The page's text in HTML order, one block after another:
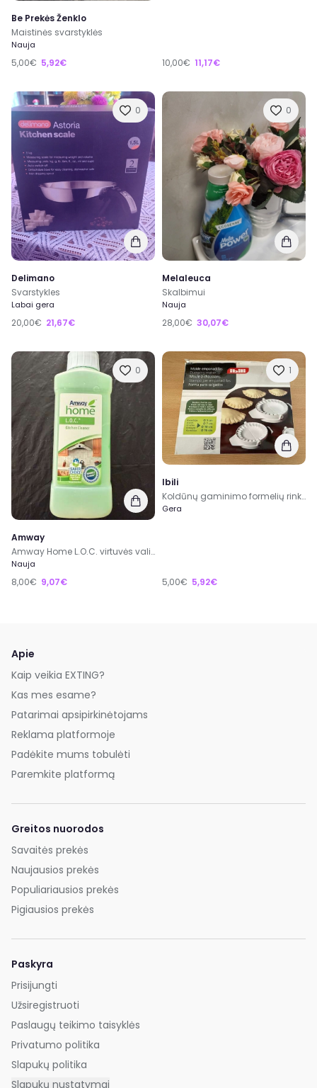
Be Prekės Ženklo
Maistinės svarstyklės
Nauja
5,00€ 5,92€ 10,00€ 11,17€
0
Delimano
Svarstykles
Labai gera
20,00€ 21,67€
0
Melaleuca
Skalbimui
Nauja
28,00€ 30,07€
0
Amway
Amway Home L.O.C. virtuvės valiklis
Nauja
8,00€ 9,07€
1
Ibili
Koldūnų gaminimo formelių rinkinys
Gera
5,00€ 5,92€
Apie
Kaip veikia EXTING?
Kas mes esame?
Patarimai apsipirkinėtojams
Reklama platformoje
Padėkite mums tobulėti
Paremkite platformą
Greitos nuorodos
Savaitės prekės
Naujausios prekės
Populiariausios prekės
Pigiausios prekės
Paskyra
Prisijungti
Užsiregistruoti
Paslaugų teikimo taisyklės
Privatumo politika
Slapukų politika
Slapukų nustatymai